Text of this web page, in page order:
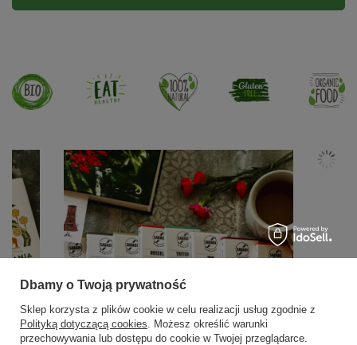
Dbamy o Twoją prywatność
Sklep korzysta z plików cookie w celu realizacji usług zgodnie z
Polityką dotyczącą cookies. Możesz określić warunki
przechowywania lub dostępu do cookie w Twojej przeglądarce.